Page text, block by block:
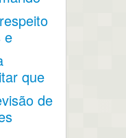
e
que
de
no...